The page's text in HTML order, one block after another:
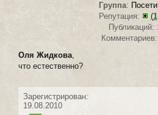
Группа:
Репутация:
(1|
Публикаций:
Оля Жидкова,
что естественно?
Зарегистрирован:
19.08.2010